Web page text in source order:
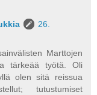
26.
Marttojen
tärkeää työtä. Oli
olen sitä reissua
tutustumiset